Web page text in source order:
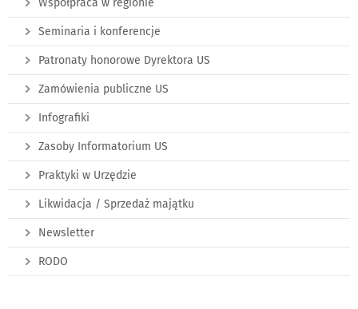
Współpraca w regionie
Seminaria i konferencje
Patronaty honorowe Dyrektora US
Zamówienia publiczne US
Infografiki
Zasoby Informatorium US
Praktyki w Urzędzie
Likwidacja / Sprzedaż majątku
Newsletter
RODO